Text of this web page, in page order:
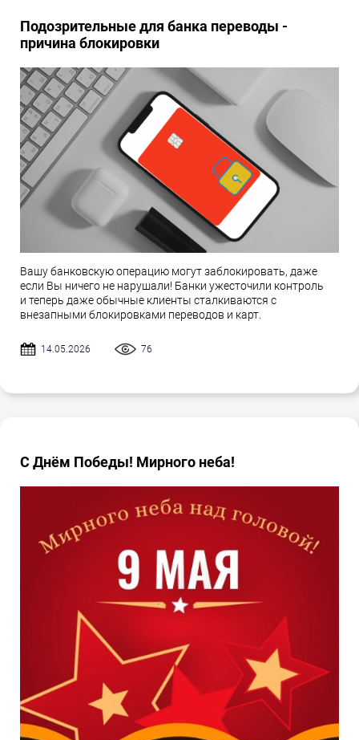
Подозрительные для банка переводы -
причина блокировки
Вашу банковскую операцию могут заблокировать, даже
если Вы ничего не нарушали! Банки ужесточили контроль
и теперь даже обычные клиенты сталкиваются с
внезапными блокировками переводов и карт.
14.05.2026 76
С Днём Победы! Мирного неба!